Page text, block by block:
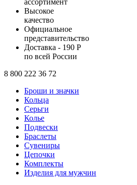
ассортимент
Высокое
качество
Официальное
представительство
Доставка - 190 Р
по всей России
8 800 222 36 72
Броши и значки
Кольца
Серьги
Колье
Подвески
Браслеты
Сувениры
Цепочки
Комплекты
Изделия для мужчин